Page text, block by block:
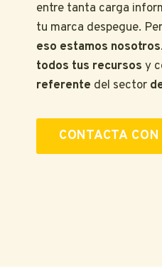
entre tanta carga
tu marca despegue.
eso estamos nosotros
todos tus recursos y
referente del sector
CONTACTA